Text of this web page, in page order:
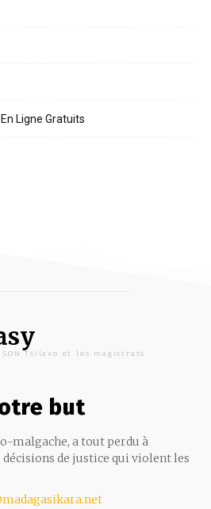
Ligne Gratuits
Tsilavo et les magistrats
but
malgache, a tout perdu à
décisions de justice qui violent les